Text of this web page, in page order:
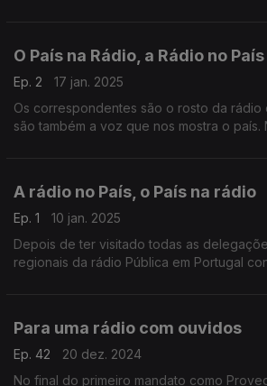
O País na Rádio, a Rádio no País
Ep. 2
17 jan. 2025
Os correspondentes são o rosto da rádio
são também a voz que nos mostra o país.
A rádio no País, o País na rádio
Ep. 1
10 jan. 2025
Depois de ter visitado todas as
regionais da rádio Pública em Portugal
Para uma rádio com ouvidos
Ep. 42
20 dez. 2024
No final do primeiro mandato como